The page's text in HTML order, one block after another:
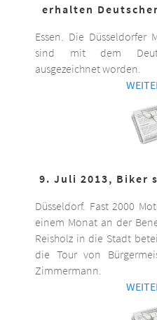
erhalten
Essen. Die Düsseldorfer
sind mit dem
ausgezeichnet worden.
9. Juli 2013, Biker
Düsseldorf. Fast 2000
einem Monat an der
Reisholz in die Stadt
die Tour von
Zimmermann.